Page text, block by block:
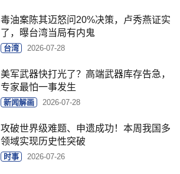
毒油案陈其迈怒问20%决策，卢秀燕证实
了，曝台湾当局有内鬼
台湾 2026-07-28
美军武器快打光了？高端武器库存告急，
专家最怕一事发生
新闻解画 2026-07-28
攻破世界级难题、申遗成功！本周我国多
领域实现历史性突破
时事 2026-07-26